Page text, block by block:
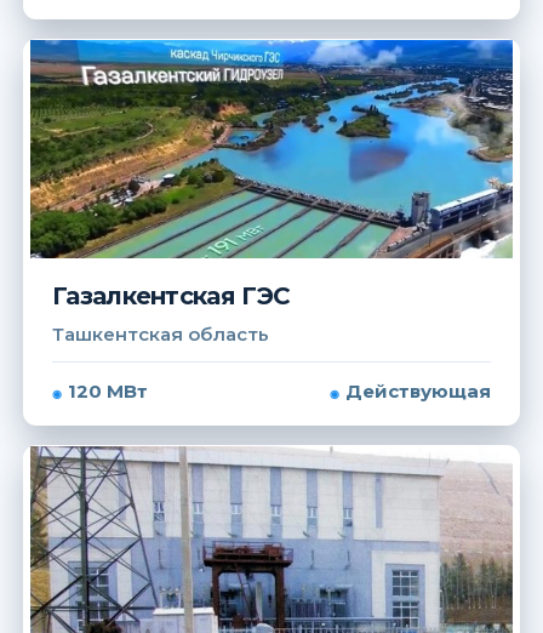
Газалкентская ГЭС
Ташкентская область
120 МВт Действующая